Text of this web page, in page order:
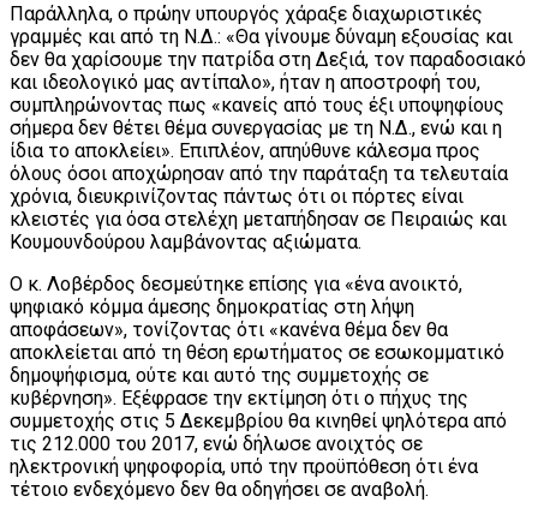
Παράλληλα, ο πρώην υπουργός χάραξε διαχωριστικές
γραμμές και από τη Ν.Δ.: «Θα γίνουμε δύναμη εξουσίας και
δεν θα χαρίσουμε την πατρίδα στη Δεξιά, τον παραδοσιακό
και ιδεολογικό μας αντίπαλο», ήταν η αποστροφή του,
συμπληρώνοντας πως «κανείς από τους έξι υποψηφίους
σήμερα δεν θέτει θέμα συνεργασίας με τη Ν.Δ., ενώ και η
ίδια το αποκλείει». Επιπλέον, απηύθυνε κάλεσμα προς
όλους όσοι αποχώρησαν από την παράταξη τα τελευταία
χρόνια, διευκρινίζοντας πάντως ότι οι πόρτες είναι
κλειστές για όσα στελέχη μεταπήδησαν σε Πειραιώς και
Κουμουνδούρου λαμβάνοντας αξιώματα.
Ο κ. Λοβέρδος δεσμεύτηκε επίσης για «ένα ανοικτό,
ψηφιακό κόμμα άμεσης δημοκρατίας στη λήψη
αποφάσεων», τονίζοντας ότι «κανένα θέμα δεν θα
αποκλείεται από τη θέση ερωτήματος σε εσωκομματικό
δημοψήφισμα, ούτε και αυτό της συμμετοχής σε
κυβέρνηση». Εξέφρασε την εκτίμηση ότι ο πήχυς της
συμμετοχής στις 5 Δεκεμβρίου θα κινηθεί ψηλότερα από
τις 212.000 του 2017, ενώ δήλωσε ανοιχτός σε
ηλεκτρονική ψηφοφορία, υπό την προϋπόθεση ότι ένα
τέτοιο ενδεχόμενο δεν θα οδηγήσει σε αναβολή.